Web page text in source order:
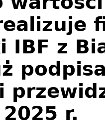
IBF z
r.